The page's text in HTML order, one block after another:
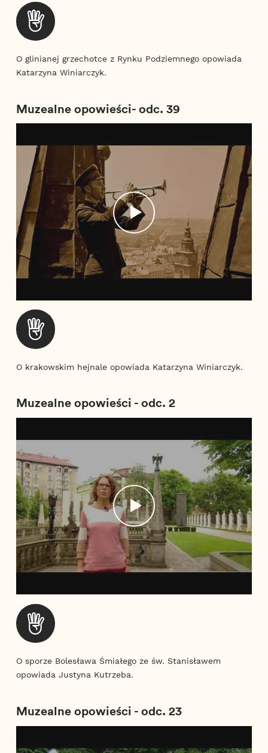
O glinianej grzechotce z Rynku Podziemnego opowiada
Katarzyna Winiarczyk.
Muzealne opowieści- odc. 39
O krakowskim hejnale opowiada Katarzyna Winiarczyk.
Muzealne opowieści - odc. 2
O sporze Bolesława Śmiałego ze św. Stanisławem
opowiada Justyna Kutrzeba.
Muzealne opowieści - odc. 23